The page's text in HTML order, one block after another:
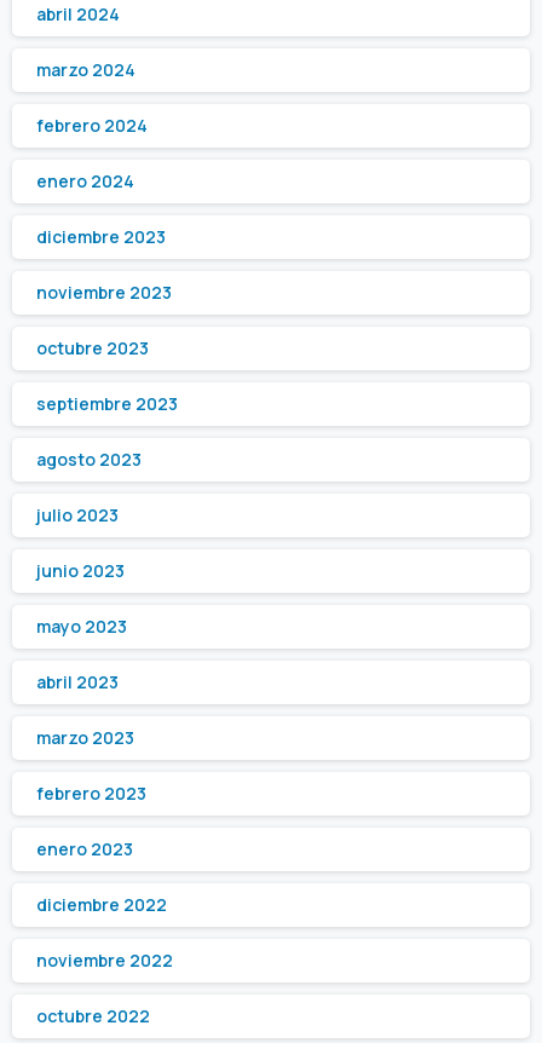
abril 2024
marzo 2024
febrero 2024
enero 2024
diciembre 2023
noviembre 2023
octubre 2023
septiembre 2023
agosto 2023
julio 2023
junio 2023
mayo 2023
abril 2023
marzo 2023
febrero 2023
enero 2023
diciembre 2022
noviembre 2022
octubre 2022